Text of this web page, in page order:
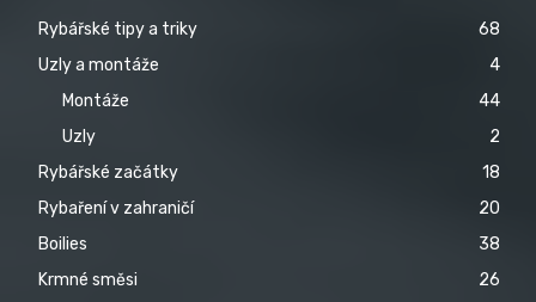
Rybářské tipy a triky
68
Uzly a montáže
4
Montáže
44
Uzly
2
Rybářské začátky
18
Rybaření v zahraničí
20
Boilies
38
Krmné směsi
26